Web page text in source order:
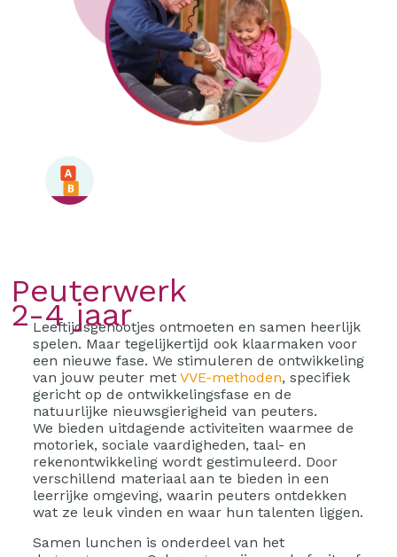
Peuterwerk
2-4 jaar
Leeftijdsgenootjes ontmoeten en samen heerlijk
spelen. Maar tegelijkertijd ook klaarmaken voor
een nieuwe fase. We stimuleren de ontwikkeling
van jouw peuter met VVE-methoden, specifiek
gericht op de ontwikkelingsfase en de
natuurlijke nieuwsgierigheid van peuters.
We bieden uitdagende activiteiten waarmee de
motoriek, sociale vaardigheden, taal- en
rekenontwikkeling wordt gestimuleerd. Door
verschillend materiaal aan te bieden in een
leerrijke omgeving, waarin peuters ontdekken
wat ze leuk vinden en waar hun talenten liggen.
Samen lunchen is onderdeel van het